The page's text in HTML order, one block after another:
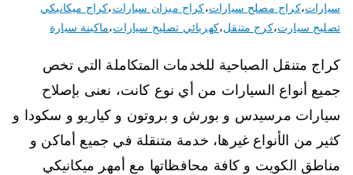
سيارات،كراج مصلح سيارات،كراج ميزان سيارات،كراج ميكانيكي
تصليح سيارت،كرج متنقل،كهربائي تصليح سيارات،ماكينة سيارة
كراج متنقل الصباحية للخدمات المتكاملة التي تخص
جميع أنواع السيارات من أي نوع كانت، نعنى بإصلاح
سيارات مرسيدس و بورش و بروتون و كياريو و سكودا و
كثير من الأنواع غيرها، خدمة متنقلة في جميع أماكن و
مناطق الكويت و كافة محافظاتها مع أمهر ميكانيكي